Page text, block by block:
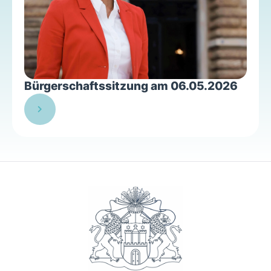
Bürgerschaftssitzung am 06.05.2026